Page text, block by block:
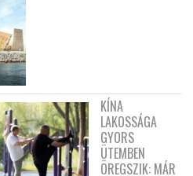
KÍNA
LAKOSSÁGA
GYORS
ÜTEMBEN
ÖREGSZIK: MÁR